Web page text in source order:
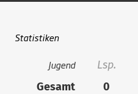
Statistiken
Jugend Lsp.
Gesamt
0